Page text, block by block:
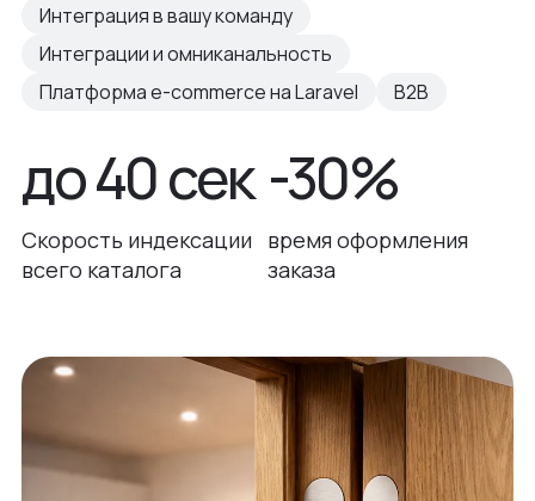
Интеграция в вашу команду
Интеграции и омниканальность
Платформа e-commerce на Laravel
B2B
до 40 сек
Скорость индексации
всего каталога
-30%
время оформления
заказа